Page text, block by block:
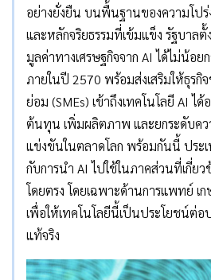
อย่างยั่งยืน บนพื้นฐานของความโปร่
และหลักจริยธรรมที่เข้มแข็ง รัฐบาลตั้
มูลค่าทางเศรษฐกิจจาก AI ได้ไม่น้อ
ภายในปี 2570 พร้อมส่งเสริมให้ธุรกิ
ย่อม (SMEs) เข้าถึงเทคโนโลยี AI ไ
ต้นทุน เพิ่มผลิตภาพ และยกระดับคว
แข่งขันในตลาดโลก พร้อมกันนี้ ประ
กับการนำ AI ไปใช้ในภาคส่วนที่เกี่ย
โดยตรง โดยเฉพาะด้านการแพทย์ เ
เพื่อให้เทคโนโลยีนี้เป็นประโยชน์ต่
แท้จริง